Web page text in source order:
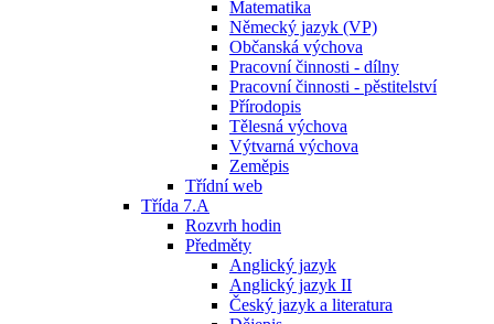
Matematika
Německý jazyk (VP)
Občanská výchova
Pracovní činnosti - dílny
Pracovní činnosti - pěstitelství
Přírodopis
Tělesná výchova
Výtvarná výchova
Zeměpis
Třídní web
Třída 7.A
Rozvrh hodin
Předměty
Anglický jazyk
Anglický jazyk II
Český jazyk a literatura